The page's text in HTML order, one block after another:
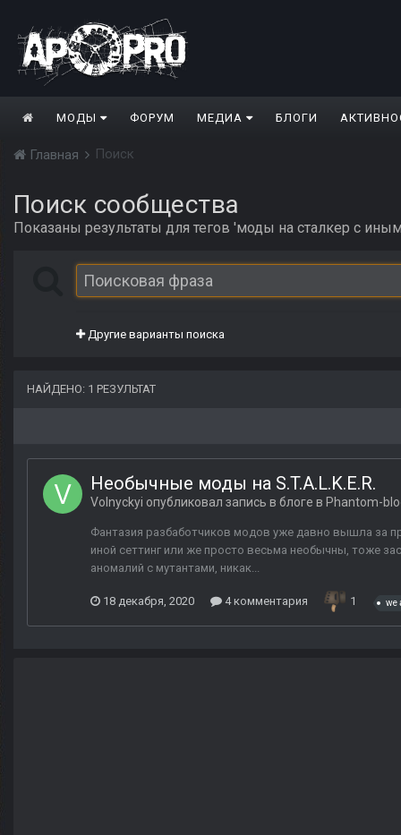
МОДЫ ФОРУМ МЕДИА БЛОГИ
Главная Поиск
Поиск сообщества
Показаны результаты для тегов 'моды на сталкер с
Другие варианты поиска
НАЙДЕНО: 1 РЕЗУЛЬТАТ
Необычные моды на S.T.A.L.K.E.R.
Volnyckyi опубликовал запись в блоге в Phantom-
Фантазия разбаботчиков модов уже давно вышла
иной сеттинг или же просто весьма необычны, тоже
аномалий с мутантами, никак...
18 декабря, 2020 4 комментария 1 we